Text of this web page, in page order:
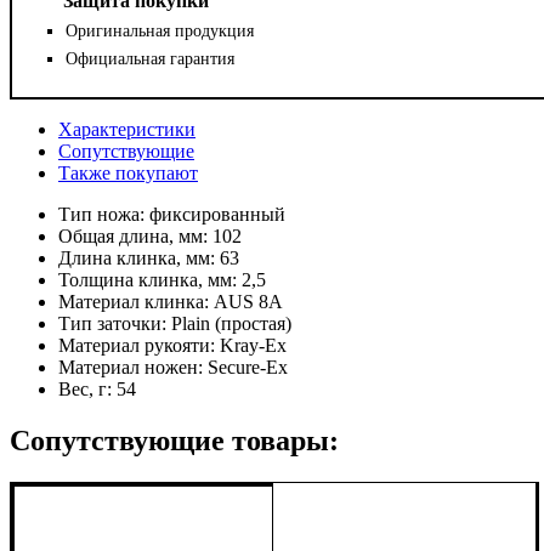
Оригинальная продукция
Официальная гарантия
Характеристики
Сопутствующие
Также покупают
Тип ножа: фиксированный
Общая длина, мм: 102
Длина клинка, мм: 63
Толщина клинка, мм: 2,5
Материал клинка: AUS 8A
Тип заточки: Plain (простая)
Материал рукояти: Kray-Ex
Материал ножен: Secure-Ex
Вес, г: 54
Сопутствующие товары: